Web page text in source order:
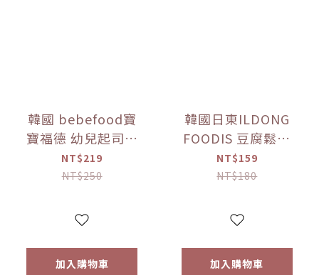
韓國 bebefood寶
寶福德 幼兒起司優
格豆豆 原味/蘋果
(16g) 【優惠限定】
NT$219
NT$250
加入購物車
韓國日東ILDONG
FOODIS 豆腐鬆餅
餅乾 香蕉/馬鈴薯
(64g) 【優惠限定】
NT$159
NT$180
加入購物車